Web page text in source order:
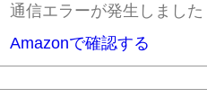
通信エラーが発生しました
Amazonで確認する